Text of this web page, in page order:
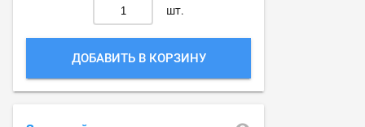
шт.
ДОБАВИТЬ В КОРЗИНУ